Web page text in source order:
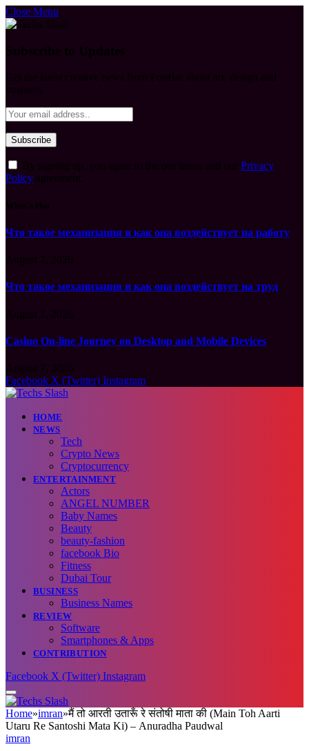
Close Menu
Privacy
Policy
Что такое механизация и как она воздействует на работу
Что такое механизация и как она воздействует на труд
Casino On-line Journey on Desktop and Mobile Devices
Facebook X (Twitter) Instagram
HOME
NEWS
Tech
Crypto News
Cryptocurrency
ENTERTAINMENT
Actors
ANGEL NUMBER
Baby Names
Beauty
beauty-fashion
facebook Bio
Fitness
Dubai Tour
BUSINESS
Business Names
REVIEW
Software
Smartphones & Apps
CONTRIBUTION
Facebook X (Twitter) Instagram
Home»imran»मैं तो आरती उतारूँ रे संतोषी माता की (Main Toh Aarti
Utaru Re Santoshi Mata Ki) – Anuradha Paudwal
imran